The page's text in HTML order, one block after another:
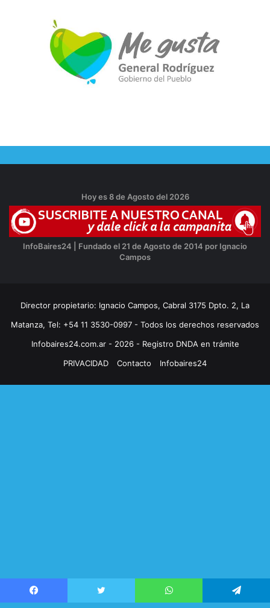
Hoy es 8 de Agosto del 2026
InfoBaires24 | Fundado el 21 de Agosto de 2014 por Ignacio
Campos
Director propietario: Ignacio Campos, Cabral 3175 Dpto. 2, La
Matanza, Tel: +54 11 3530-0997 - Todos los derechos reservados
Infobaires24.com.ar - 2026 - Registro DNDA en trámite
PRIVACIDAD
Contacto Infobaires24
Facebook WhatsApp Telegram